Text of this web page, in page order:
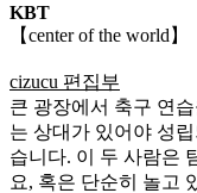
KBT
【center of the world】
cizucu 편집부
큰 광장에서 축구 연
는 상대가 있어야 성
습니다. 이 두 사람은
요, 혹은 단순히 놀고